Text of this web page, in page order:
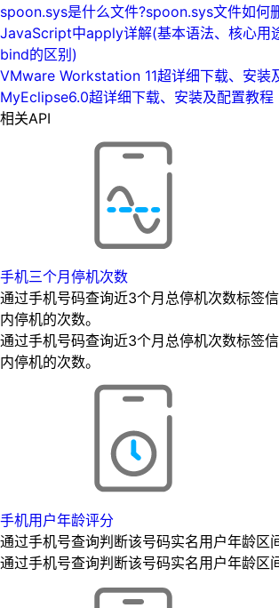
spoon.sys是什么文件?spoon.sys文件如何
JavaScript中apply详解(基本语法、核心用
bind的区别)
VMware Workstation 11超详细下载、安装
MyEclipse6.0超详细下载、安装及配置教程
相关API
手机三个月停机次数
通过手机号码查询近3个月总停机次数标签
内停机的次数。
通过手机号码查询近3个月总停机次数标签
内停机的次数。
手机用户年龄评分
通过手机号查询判断该号码实名用户年龄区
通过手机号查询判断该号码实名用户年龄区